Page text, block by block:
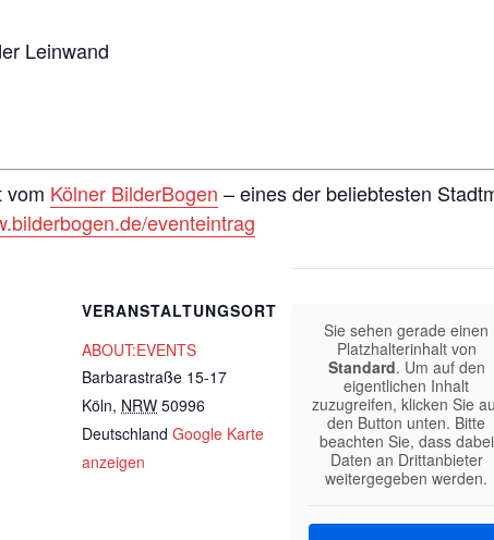
Leinwand
vom Kölner BilderBogen – eines der beliebtesten
eventeintrag
VERANSTALTUNGSORT
ABOUT:EVENTS
Barbarastraße 15-17
Köln, NRW 50996
Deutschland Google Karte
anzeigen
Sie sehen gerade einen
Platzhalterinhalt von
Standard. Um auf den
eigentlichen Inhalt
zuzugreifen, klicken Sie
den Button unten. Bitte
beachten Sie, dass dabei
Daten an Drittanbieter
weitergegeben werden.